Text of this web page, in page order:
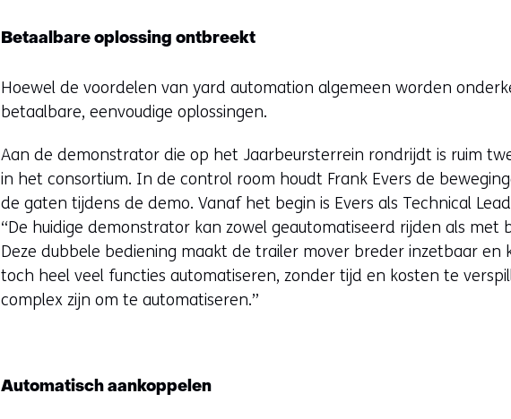
Betaalbare oplossing ontbreekt
Hoewel de voordelen van yard automation algemeen worden
betaalbare, eenvoudige oplossingen.
Aan de demonstrator die op het Jaarbeursterrein rondrijdt is ruim
in het consortium. In de control room houdt Frank Evers de
de gaten tijdens de demo. Vanaf het begin is Evers als Technical
“De huidige demonstrator kan zowel geautomatiseerd rijden als met
Deze dubbele bediening maakt de trailer mover breder inzetbaar en
toch heel veel functies automatiseren, zonder tijd en kosten te
complex zijn om te automatiseren.”
Automatisch aankoppelen